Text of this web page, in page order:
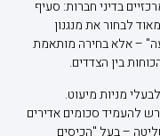
בדיני חברות: סעיף
לבחור את מנגנון
– אלא בחירה מותאמת
בין הצדדים.
מניות מיעוט.
להעמיד סכומים אדירים
– בעל "הכיסים